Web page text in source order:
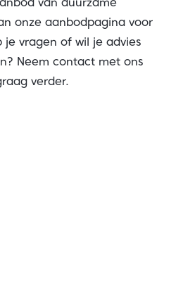
onze aanbodpaginavoor
vragen of wil je advies
Neem contact met ons
verder.